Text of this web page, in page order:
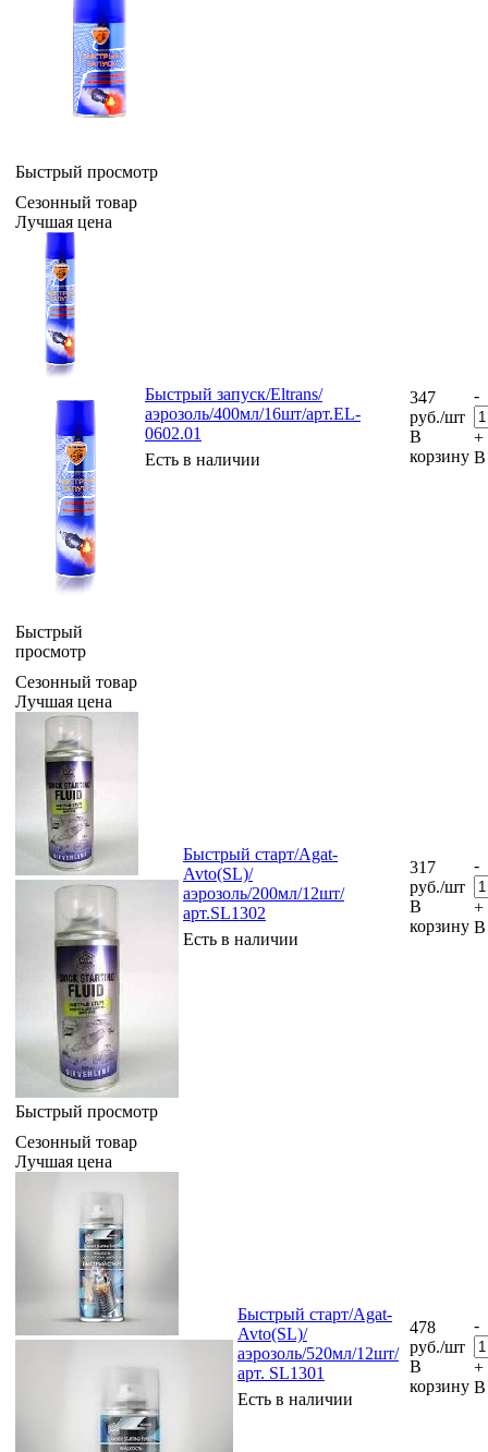
Быстрый просмотр
Сезонный товар
Лучшая цена
Быстрый
просмотр
Быстрый запуск/Eltrans/
аэрозоль/400мл/16шт/арт.EL-
0602.01
Есть в наличии
347
руб./шт
В
корзину
-
+
В
Сезонный товар
Лучшая цена
Быстрый просмотр
Быстрый старт/Agat-
Avto(SL)/
аэрозоль/200мл/12шт/
арт.SL1302
Есть в наличии
317
руб./шт
В
корзину
-
+
В
Сезонный товар
Лучшая цена
Быстрый старт/Agat-
Avto(SL)/
аэрозоль/520мл/12шт/
арт. SL1301
Есть в наличии
478
руб./шт
В
корзину
-
+
В